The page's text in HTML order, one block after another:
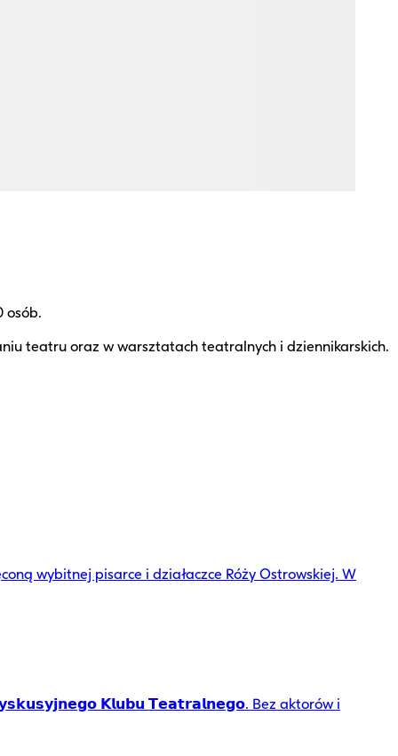
osób.
teatru oraz w warsztatach teatralnych i dziennikarskich.
wybitnej pisarce i działaczce Róży Ostrowskiej. W
𝗞𝗹𝘂𝗯𝘂 𝗧𝗲𝗮𝘁𝗿𝗮𝗹𝗻𝗲𝗴𝗼. Bez aktorów i